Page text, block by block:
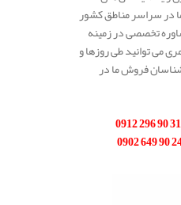
در سراسر مناطق کشور
تخصصی در زمینه
می توانید طی روزها و
فروش ما در
31 90 296 0912
24 90